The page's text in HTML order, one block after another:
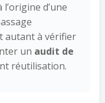
d’une
autant à vérifier
un audit de
réutilisation.